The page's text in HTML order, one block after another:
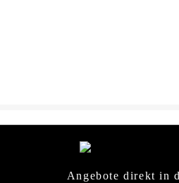
Angebote direkt in